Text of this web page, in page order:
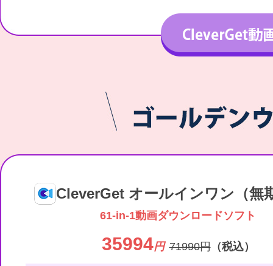
CleverGet オールインワン（無
61-in-1動画ダウンロードソフト
35994円 71990円（税込）